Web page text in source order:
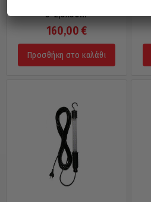
3×2,5x50m
160,00€
Προσθήκη στο καλάθι